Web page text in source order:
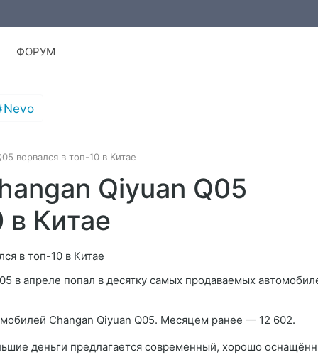
ФОРУМ
Nevo
ворвался в топ-10 в Китае
Qiyuan Q05
в Китае
в апреле попал в десятку самых продаваемых
Changan Qiyuan Q05. Месяцем ранее — 12 602.
деньги предлагается современный, хорошо